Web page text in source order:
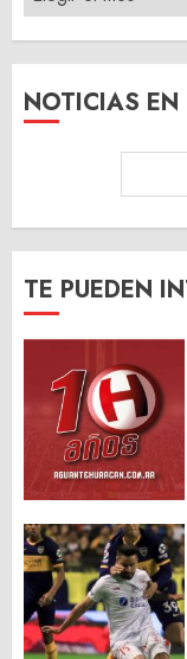
DEL
SITIO
NOTICIAS
TE PUEDEN